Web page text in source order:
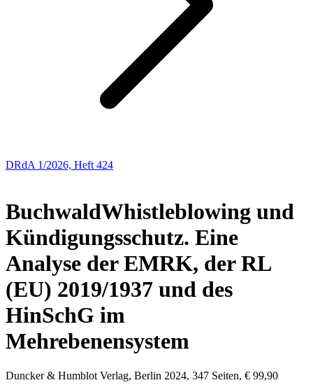
DRdA 1/2026, Heft 424
BuchwaldWhistleblowing und
Kündigungsschutz. Eine
Analyse der EMRK, der RL
(EU) 2019/1937 und des
HinSchG im
Mehrebenensystem
Duncker & Humblot Verlag, Berlin 2024, 347 Seiten, € 99,90